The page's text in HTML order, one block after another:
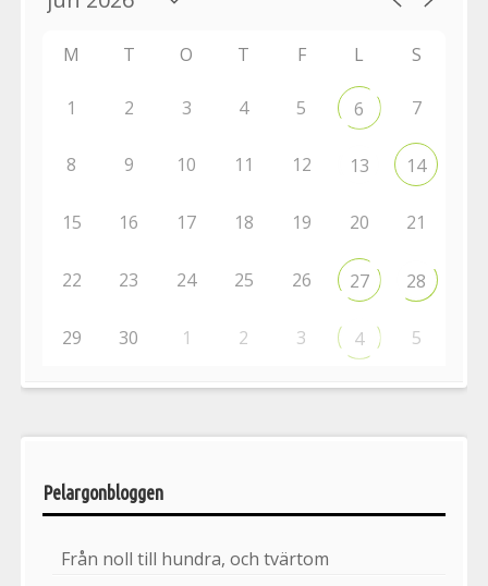
M T O T F L S
1 2 3 4 5 6 7
8 9 10 11 12 13 14
15 16 17 18 19 20 21
22 23 24 25 26 27 28
29 30 1 2 3 4 5
Pelargonbloggen
Från noll till hundra, och tvärtom